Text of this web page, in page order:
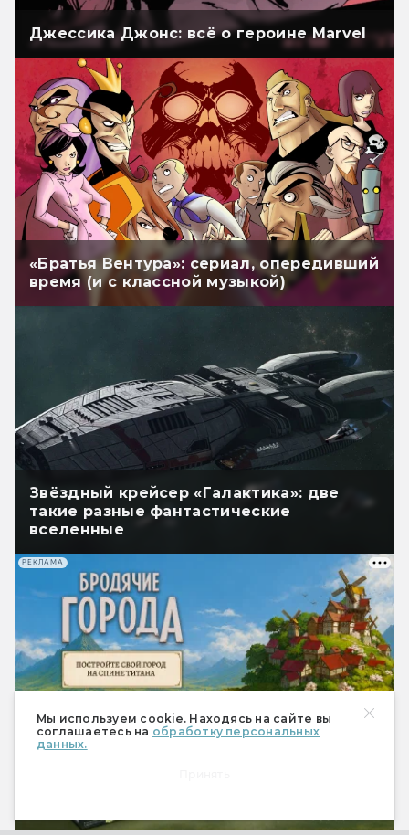
Мы используем cookie. Находясь на сайте вы
соглашаетесь на обработку персональных
данных.
Джессика Джонс: всё о героине Marvel
«Братья Вентура»: сериал, опередивший
время (и с классной музыкой)
Звёздный крейсер «Галактика»: две
такие разные фантастические
вселенные
РЕКЛАМА